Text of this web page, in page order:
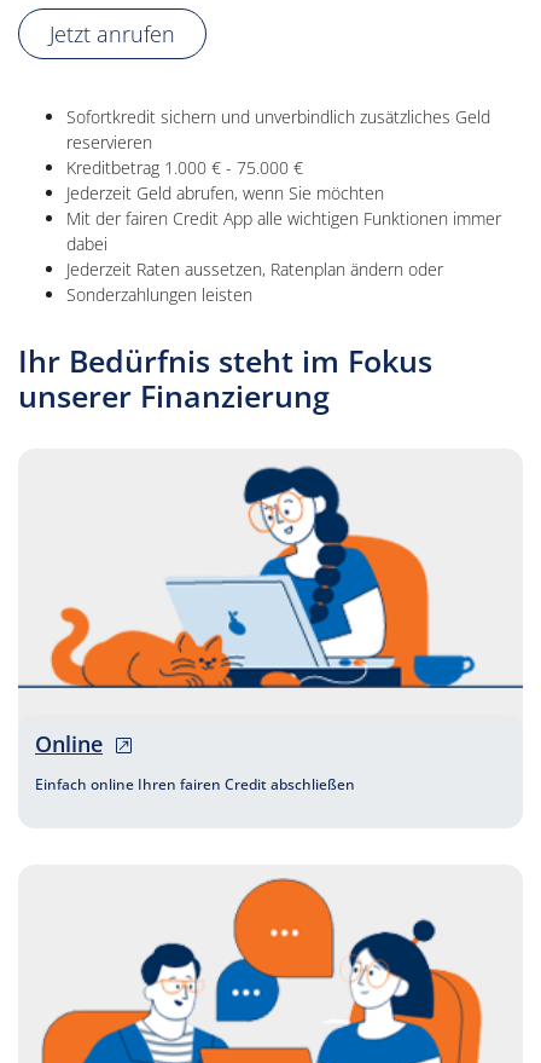
Jetzt anrufen
Sofortkredit sichern und unverbindlich zusätzliches Geld
reservieren
Kreditbetrag 1.000 € - 75.000 €
Jederzeit Geld abrufen, wenn Sie möchten
Mit der fairen Credit App alle wichtigen Funktionen immer
dabei
Jederzeit Raten aussetzen, Ratenplan ändern oder
Sonderzahlungen leisten
Ihr Bedürfnis steht im Fokus
unserer Finanzierung
Online, öffnet neues Fenster
Einfach online Ihren fairen Credit abschließen